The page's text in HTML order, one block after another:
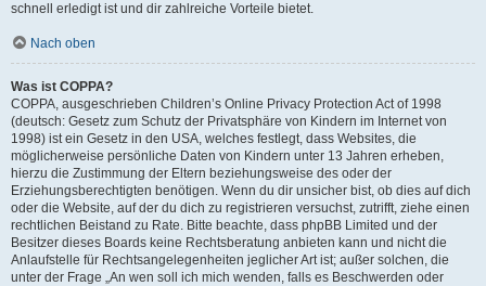
schnell erledigt ist und dir zahlreiche Vorteile bietet.
Nach oben
Was ist COPPA?
COPPA, ausgeschrieben Children’s Online Privacy Protection Act of 1998
(deutsch: Gesetz zum Schutz der Privatsphäre von Kindern im Internet von
1998) ist ein Gesetz in den USA, welches festlegt, dass Websites, die
möglicherweise persönliche Daten von Kindern unter 13 Jahren erheben,
hierzu die Zustimmung der Eltern beziehungsweise des oder der
Erziehungsberechtigten benötigen. Wenn du dir unsicher bist, ob dies auf dich
oder die Website, auf der du dich zu registrieren versuchst, zutrifft, ziehe einen
rechtlichen Beistand zu Rate. Bitte beachte, dass phpBB Limited und der
Besitzer dieses Boards keine Rechtsberatung anbieten kann und nicht die
Anlaufstelle für Rechtsangelegenheiten jeglicher Art ist; außer solchen, die
unter der Frage „An wen soll ich mich wenden, falls es Beschwerden oder